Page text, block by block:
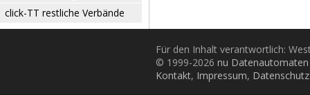
click-TT restliche Verbände
Für den Inhalt verantwortlich:
© 1999-2026 nu
Kontakt, Impressum, Datenschutz